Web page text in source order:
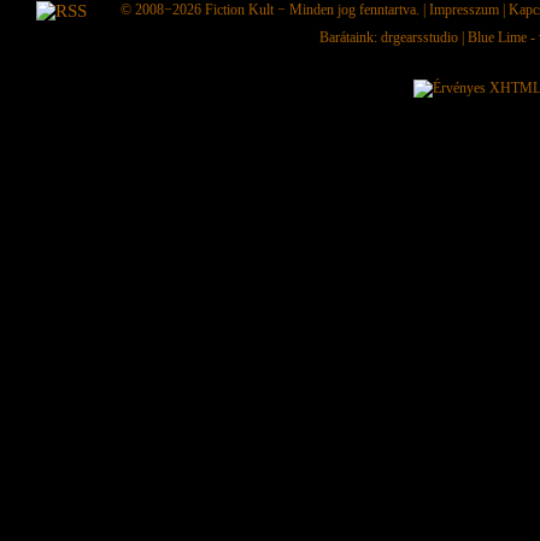
© 2008−2026 Fiction Kult − Minden jog fenntartva. | Impresszum
Barátaink: drgearsstudio Blue Lime -